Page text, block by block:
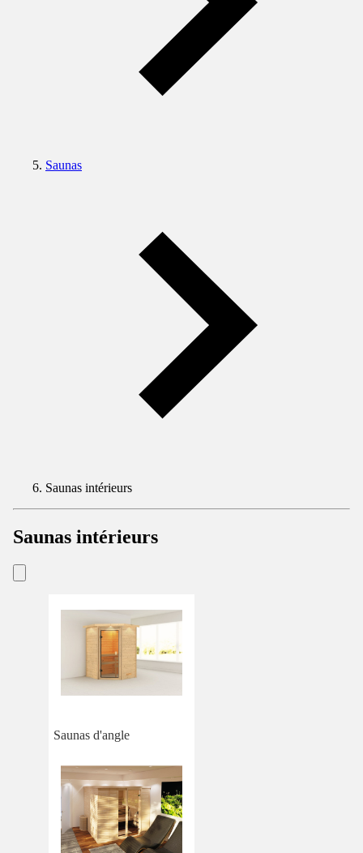
Saunas
Saunas intérieurs
Saunas intérieurs
Saunas d'angle